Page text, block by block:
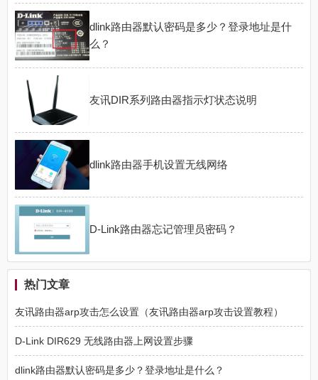
dlink路由器默认密码是多少？登录地址是什
么？
友讯DIR系列路由器指示灯状态说明
dlink路由器手机设置无线网络
D-Link路由器忘记管理员密码？
热门文章
友讯路由器arp攻击怎么设置（友讯路由器arp攻击设置教程）
D-Link DIR629 无线路由器上网设置步骤
dlink路由器默认密码是多少？登录地址是什么？